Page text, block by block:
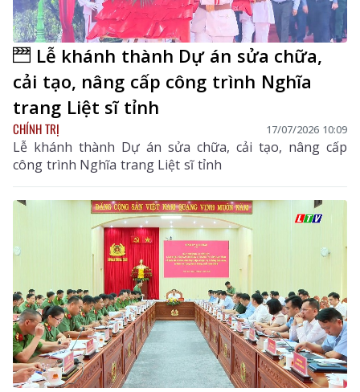
Lễ khánh thành Dự án sửa chữa,
cải tạo, nâng cấp công trình Nghĩa
trang Liệt sĩ tỉnh
CHÍNH TRỊ 17/07/2026 10:09
Lễ khánh thành Dự án sửa chữa, cải tạo, nâng cấp
công trình Nghĩa trang Liệt sĩ tỉnh